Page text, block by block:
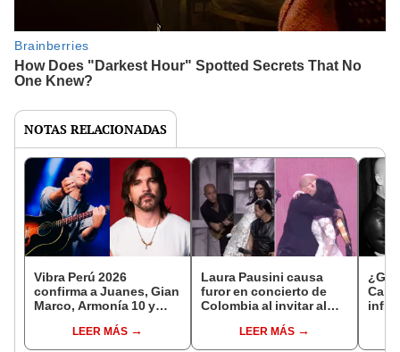
NOTAS RELACIONADAS
Vibra Perú 2026
confirma a Juanes, Gian
Marco, Armonía 10 y
LEER MÁS
Laura Pausini causa
furor en concierto de
Colombia al invitar al
y cantar juntos 'Hoy':
"Fue un honor"
LEER MÁS